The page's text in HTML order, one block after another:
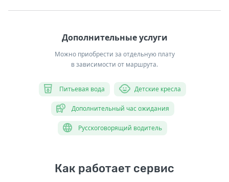
Дополнительные услуги
Можно приобрести за отдельную плату
в зависимости от маршрута.
Питьевая вода Детские кресла
Дополнительный час ожидания
Русскоговорящий водитель
Как работает сервис